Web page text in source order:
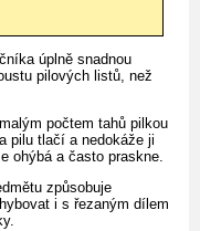
úplně snadnou
pilových listů, než
počtem tahů pilkou
pilu tlačí a nedokáže ji
ohýbá a často praskne.
způsobuje
i s řezaným dílem